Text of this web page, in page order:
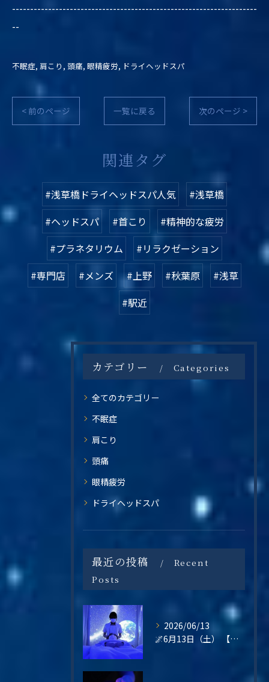
--------------------------------------------------------------------
--
不眠症 肩こり 頭痛 眼精疲労 ドライヘッドスパ
< 前のページ 一覧に戻る 次のページ >
関連タグ
#浅草橋ドライヘッドスパ人気
#浅草橋
#ヘッドスパ
#首こり
#精神的な疲労
#プラネタリウム
#リラクゼーション
#専門店
#メンズ #上野 #秋葉原
#浅草
#駅近
カテゴリー Categories
全てのカテゴリー
不眠症
肩こり
頭痛
眼精疲労
ドライヘッドスパ
最近の投稿
Recent
Posts
2026/06/13
🌌6月13日（土） 【梅雨の不調・不眠・眼精疲労に。星空の癒し空間で心と頭をリセットしませんか？】